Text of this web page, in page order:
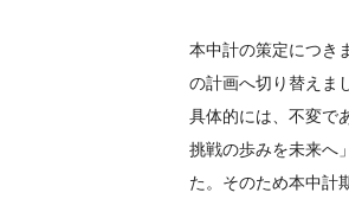
本中計の策定につき
の計画へ切り替えま
具体的には、不変で
挑戦の歩みを未来へ
た。そのため本中計